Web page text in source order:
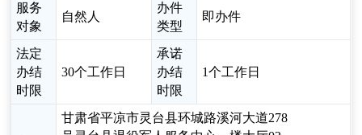
服务
对象
自然人
办件
类型
即办件
法定
办结
时限
30个工作日
承诺
办结
时限
1个工作日
甘肃省平凉市灵台县环城路溪河大道278